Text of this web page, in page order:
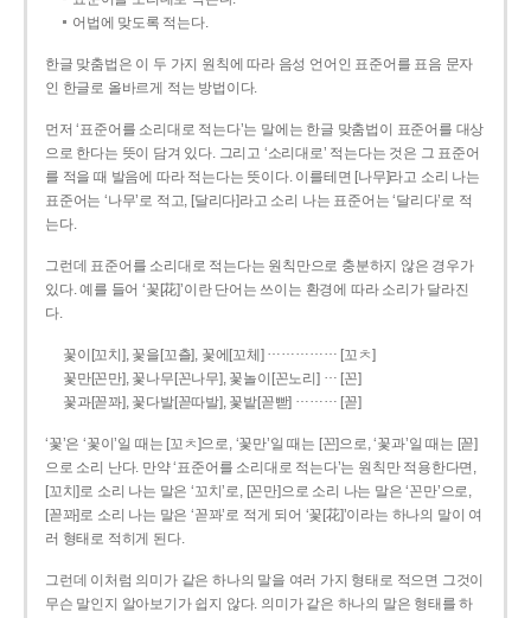
어법에 맞도록 적는다.
한글 맞춤법은 이 두 가지 원칙에 따라 음성 언어인 표준어를 표음 문자
인 한글로 올바르게 적는 방법이다.
먼저 ‘표준어를 소리대로 적는다’는 말에는 한글 맞춤법이 표준어를 대상
으로 한다는 뜻이 담겨 있다. 그리고 ‘소리대로’ 적는다는 것은 그 표준어
를 적을 때 발음에 따라 적는다는 뜻이다. 이를테면 [나무]라고 소리 나는
표준어는 ‘나무’로 적고, [달리다]라고 소리 나는 표준어는 ‘달리다’로 적
는다.
그런데 표준어를 소리대로 적는다는 원칙만으로 충분하지 않은 경우가
있다. 예를 들어 ‘꽃[花]’이란 단어는 쓰이는 환경에 따라 소리가 달라진
다.
꽃이[꼬치], 꽃을[꼬츨], 꽃에[꼬체] …………… [꼬ㅊ]
꽃만[꼰만], 꽃나무[꼰나무], 꽃놀이[꼰노리] … [꼰]
꽃과[꼳꽈], 꽃다발[꼳따발], 꽃밭[꼳빧] ……… [꼳]
‘꽃’은 ‘꽃이’일 때는 [꼬ㅊ]으로, ‘꽃만’일 때는 [꼰]으로, ‘꽃과’일 때는 [꼳]
으로 소리 난다. 만약 ‘표준어를 소리대로 적는다’는 원칙만 적용한다면,
[꼬치]로 소리 나는 말은 ‘꼬치’로, [꼰만]으로 소리 나는 말은 ‘꼰만’으로,
[꼳꽈]로 소리 나는 말은 ‘꼳꽈’로 적게 되어 ‘꽃[花]’이라는 하나의 말이 여
러 형태로 적히게 된다.
그런데 이처럼 의미가 같은 하나의 말을 여러 가지 형태로 적으면 그것이
무슨 말인지 알아보기가 쉽지 않다. 의미가 같은 하나의 말은 형태를 하